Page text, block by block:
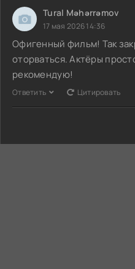
Tural Məhərrəmov
17 мая 2026 14:36
Офигенный фильм! Так
оторваться. Актёры
рекомендую!
Ответить Цитировать